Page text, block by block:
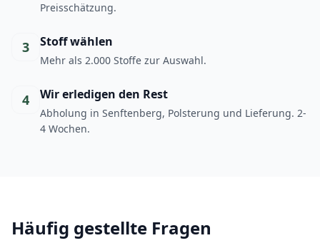
Preisschätzung.
3 Stoff wählen
Mehr als 2.000 Stoffe zur Auswahl.
4 Wir erledigen den Rest
Abholung in Senftenberg, Polsterung und Lieferung. 2-
4 Wochen.
Häufig gestellte Fragen